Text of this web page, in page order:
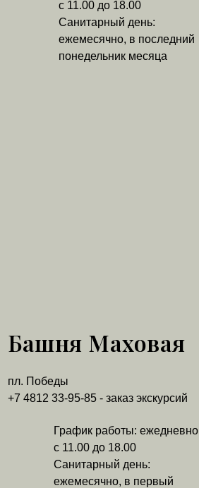
с 11.00 до 18.00
Санитарный день:
ежемесячно, в последний
понедельник месяца
График работы: ежедневно
с 11.00 до 18.00
Санитарный день:
ежемесячно, в первый
Башня Маховая
пл. Победы
+7 4812 33-95-85 - заказ экскурсий